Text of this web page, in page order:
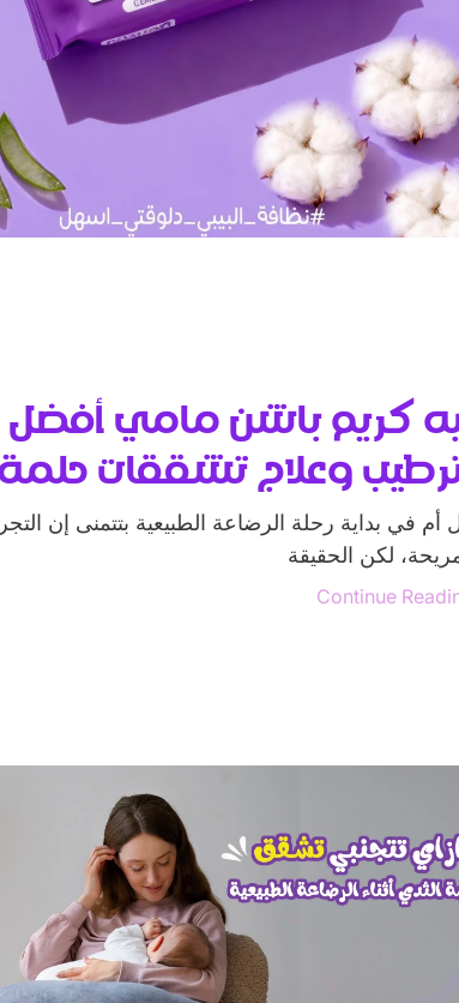
كريم باشن مامي أفضل
وعلاج تشققات
أم في بداية رحلة الرضاعة الطبيعية بتتمنى إن
لكن الحقيقة
Continue